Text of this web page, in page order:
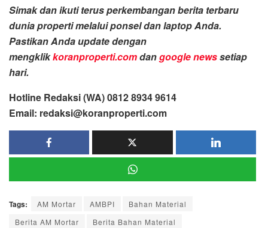
Simak dan ikuti terus perkembangan berita terbaru
dunia properti melalui ponsel dan laptop Anda.
Pastikan Anda update dengan
mengklikkoranproperti.comdangoogle newssetiap
hari.
Hotline Redaksi (WA) 0812 8934 9614
Email: redaksi@koranproperti.com
Tags: AM Mortar AMBPI
Bahan Material
Berita AM Mortar
Berita Bahan Material